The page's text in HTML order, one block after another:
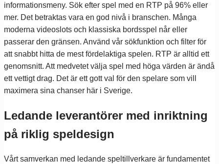
informationsmeny. Sök efter spel med en RTP på 96% eller
mer. Det betraktas vara en god nivå i branschen. Många
moderna videoslots och klassiska bordsspel når eller
passerar den gränsen. Använd vår sökfunktion och filter för
att snabbt hitta de mest fördelaktiga spelen. RTP är alltid ett
genomsnitt. Att medvetet välja spel med höga värden är ändå
ett vettigt drag. Det är ett gott val för den spelare som vill
maximera sina chanser här i Sverige.
Ledande leverantörer med inriktning
på riklig speldesign
Vårt samverkan med ledande speltillverkare är fundamentet